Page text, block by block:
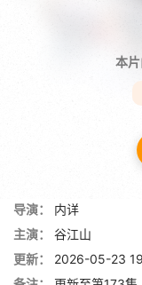
本
导演：
内详
主演：
谷江山
更新：
2026-05-23